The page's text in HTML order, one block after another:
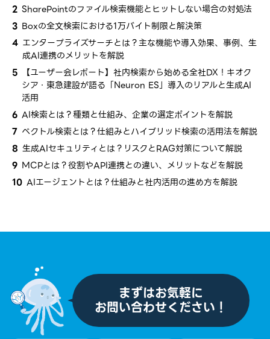
2 SharePointのファイル検索機能とヒットしない場合の対処法
3 Boxの全文検索における1万バイト制限と解決策
4 エンタープライズサーチとは？​主な​機能や導入効果、​事例、​生
成AI連携の​メリットを​解説
5
【ユーザー会レポート】社内検索から​始める​全社​DX！​キオク
シア・​東急建設が​語る​「Neuron ES」導入の​リアルと​生成AI
活用
6 AI検索とは？種類と仕組み、企業の選定ポイントを解説
7 ベクトル検索とは？仕組みとハイブリッド検索の活用法を解説
8 生成AIセキュリティとは？リスクとRAG対策について解説
9 MCPとは？役割やAPI連携との違い、メリットなどを解説
10 AIエージェントとは？仕組みと社内活用の進め方を解説
まずはお気軽に
お問い合わせください！